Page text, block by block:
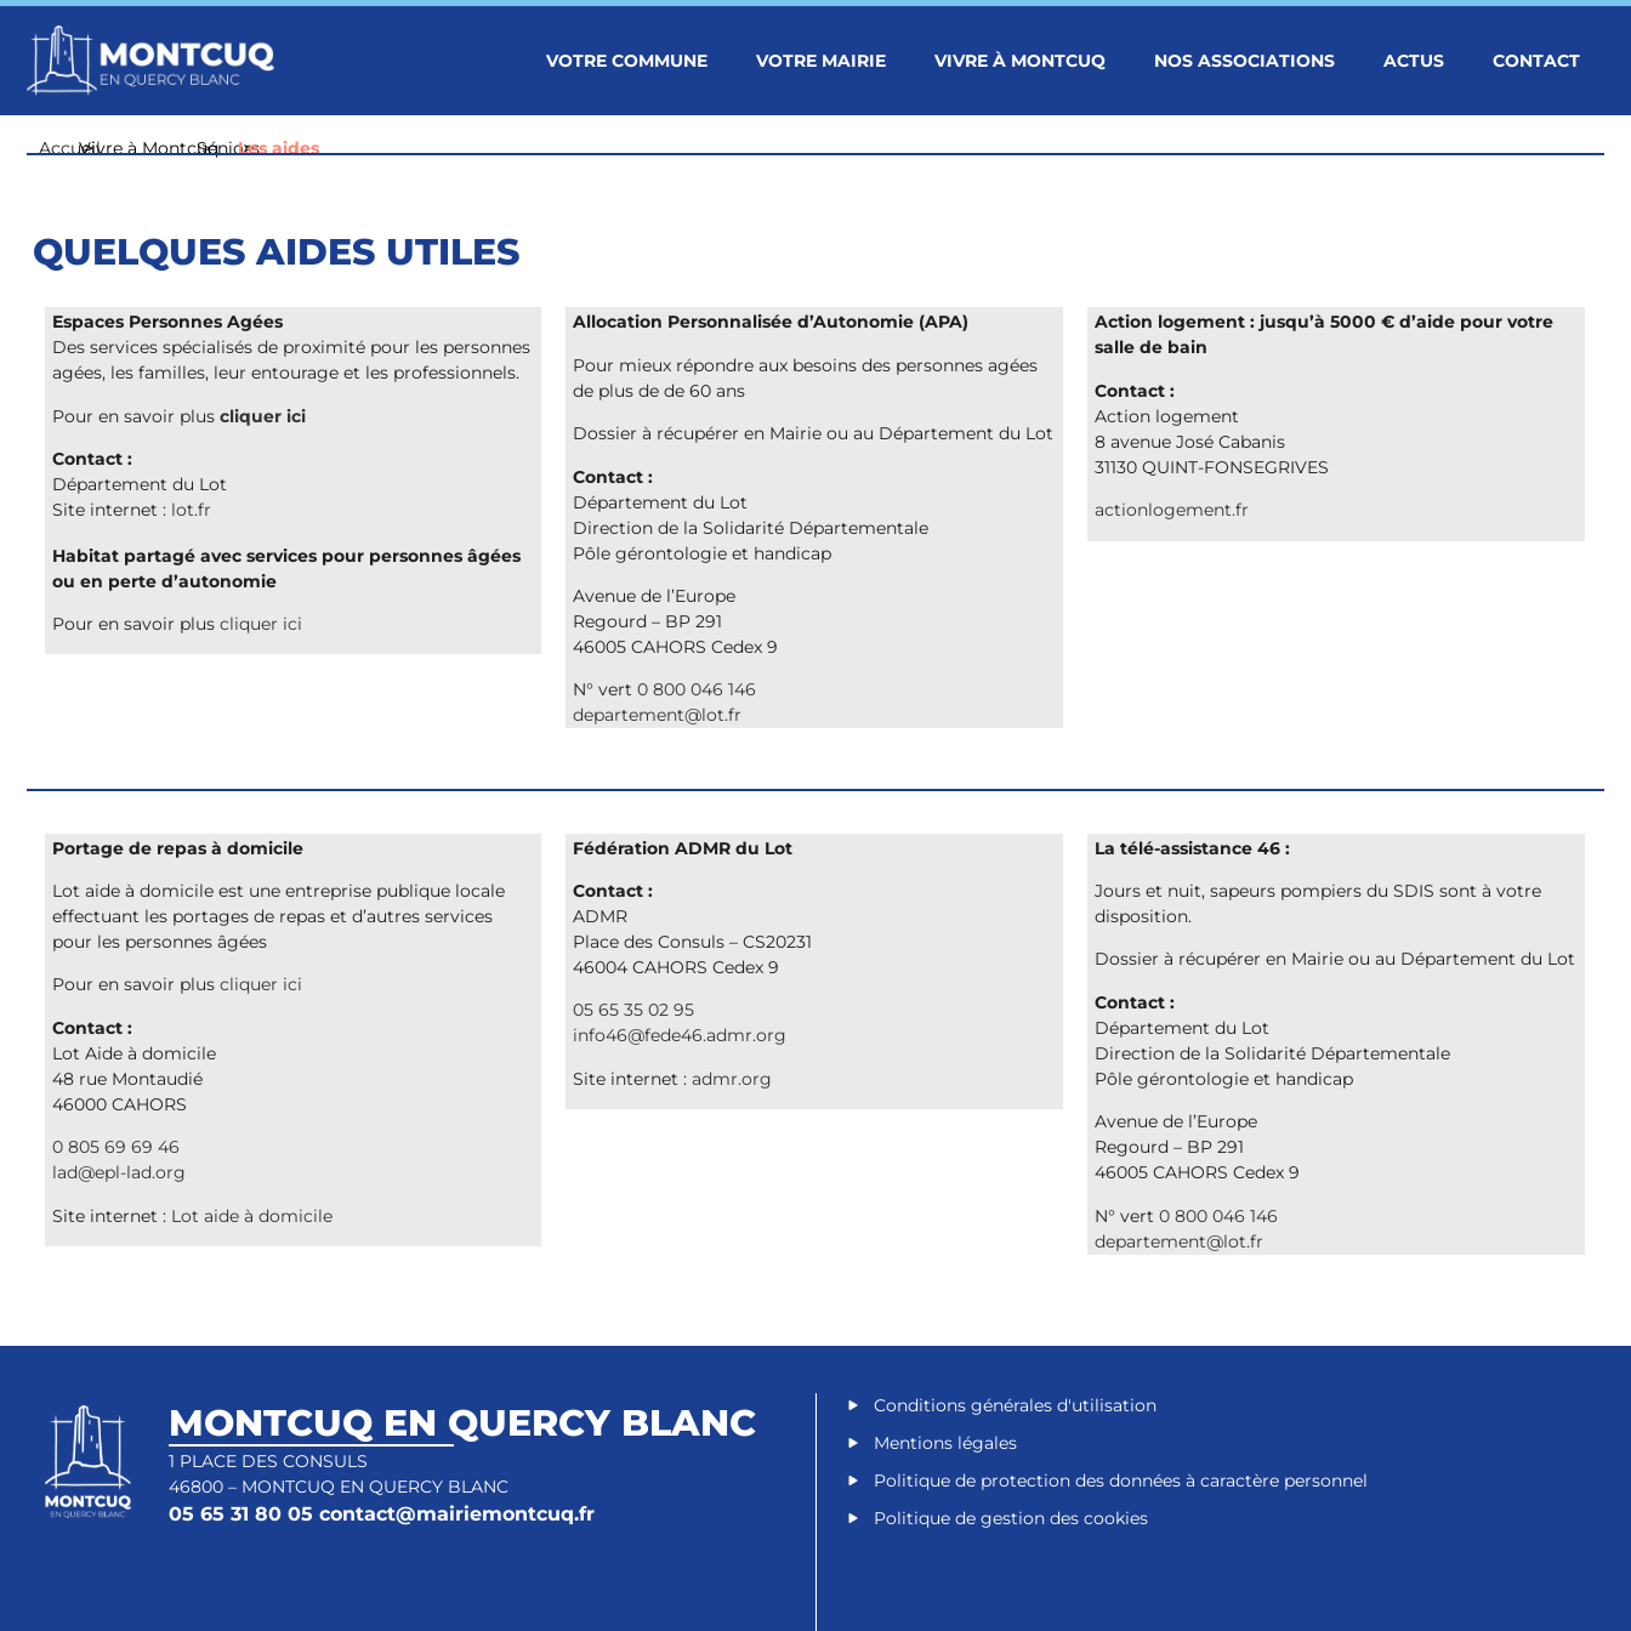
VOTRE COMMUNE VOTRE MAIRIE VIVRE À MONTCUQ NOS ASSOCIATIONS ACTUS CONTACT
Accueil
>
Vivre à Montcuq
>
Séniors
>
Les aides
QUELQUES AIDES UTILES
Espaces Personnes Agées
Des services spécialisés de proximité pour les personnes
agées, les familles, leur entourage et les professionnels.
Pour en savoir plus cliquer ici
Contact :
Département du Lot
Site internet : lot.fr
Habitat partagé avec services pour personnes âgées
ou en perte d’autonomie
Pour en savoir plus cliquer ici
Allocation Personnalisée d’Autonomie (APA)
Pour mieux répondre aux besoins des personnes agées
de plus de de 60 ans
Dossier à récupérer en Mairie ou au Département du Lot
Contact :
Département du Lot
Direction de la Solidarité Départementale
Pôle gérontologie et handicap
Avenue de l’Europe
Regourd – BP 291
46005 CAHORS Cedex 9
N° vert0 800 046 146
departement@lot.fr
Action logement : jusqu’à 5000 € d’aide pour votre
salle de bain
Contact :
Action logement
8 avenue José Cabanis
31130 QUINT-FONSEGRIVES
actionlogement.fr
Portage de repas à domicile
Lot aide à domicile est une entreprise publique locale
effectuant les portages de repas et d’autres services
pour les personnes âgées
Pour en savoir plus cliquer ici
Contact :
Lot Aide à domicile
48 rue Montaudié
46000 CAHORS
0 805 69 69 46
lad@epl-lad.org
Site internet : Lot aide à domicile
Fédération ADMR du Lot
Contact :
ADMR
Place des Consuls – CS20231
46004 CAHORS Cedex 9
05 65 35 02 95
info46@fede46.admr.org
Site internet :admr.org
La télé-assistance 46 :
Jours et nuit, sapeurs pompiers du SDIS sont à votre
disposition.
Dossier à récupérer en Mairie ou au Département du Lot
Contact :
Département du Lot
Direction de la Solidarité Départementale
Pôle gérontologie et handicap
Avenue de l’Europe
Regourd – BP 291
46005 CAHORS Cedex 9
N° vert 0 800 046 146
departement@lot.fr
MONTCUQ EN QUERCY BLANC
1 PLACE DES CONSULS
46800 – MONTCUQ EN QUERCY BLANC
05 65 31 80 05contact@mairiemontcuq.fr
Conditions générales d'utilisation
Mentions légales
Politique de protection des données à caractère personnel
Politique de gestion des cookies